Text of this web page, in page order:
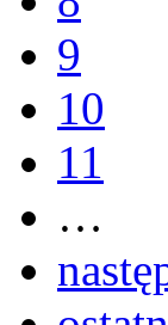
9
10
11
…